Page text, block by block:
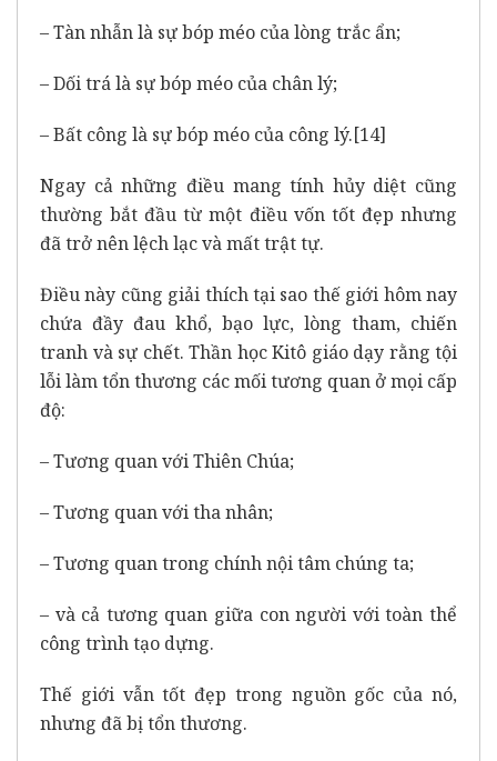
– Tàn nhẫn là sự bóp méo của lòng trắc ẩn;
– Dối trá là sự bóp méo của chân lý;
– Bất công là sự bóp méo của công lý.[14]
Ngay cả những điều mang tính hủy diệt cũng
thường bắt đầu từ một điều vốn tốt đẹp nhưng
đã trở nên lệch lạc và mất trật tự.
Điều này cũng giải thích tại sao thế giới hôm nay
chứa đầy đau khổ, bạo lực, lòng tham, chiến
tranh và sự chết. Thần học Kitô giáo dạy rằng tội
lỗi làm tổn thương các mối tương quan ở mọi cấp
độ:
– Tương quan với Thiên Chúa;
– Tương quan với tha nhân;
– Tương quan trong chính nội tâm chúng ta;
– và cả tương quan giữa con người với toàn thể
công trình tạo dựng.
Thế giới vẫn tốt đẹp trong nguồn gốc của nó,
nhưng đã bị tổn thương.